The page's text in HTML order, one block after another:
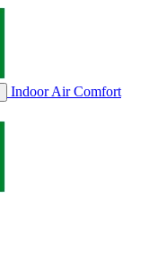
Indoor Air Comfort